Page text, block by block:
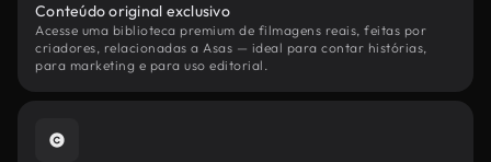
Conteúdo original exclusivo
Acesse uma biblioteca premium de filmagens reais, feitas por
criadores, relacionadas a Asas — ideal para contar histórias,
para marketing e para uso editorial.